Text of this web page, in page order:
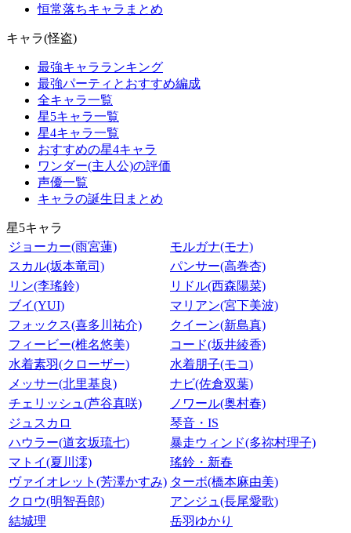
恒常落ちキャラまとめ
キャラ(怪盗)
最強キャラランキング
最強パーティとおすすめ編成
全キャラ一覧
星5キャラ一覧
星4キャラ一覧
おすすめの星4キャラ
ワンダー(主人公)の評価
声優一覧
キャラの誕生日まとめ
星5キャラ
ジョーカー(雨宮蓮)
モルガナ(モナ)
スカル(坂本竜司)
パンサー(高巻杏)
リン(李瑤鈴)
リドル(西森陽菜)
ブイ(YUI)
マリアン(宮下美波)
フォックス(喜多川祐介)
クイーン(新島真)
フィービー(椎名悠美)
コード(坂井綾香)
水着素羽(クローザー)
水着朋子(モコ)
メッサー(北里基良)
ナビ(佐倉双葉)
チェリッシュ(芦谷真咲)
ノワール(奥村春)
ジュスカロ
琴音・IS
ハウラー(道玄坂琉七)
暴走ウィンド(多祢村理子)
マトイ(夏川澪)
瑤鈴・新春
ヴァイオレット(芳澤かすみ) ターボ(橋本麻由美)
クロウ(明智吾郎)
アンジュ(長尾愛歌)
結城理
岳羽ゆかり